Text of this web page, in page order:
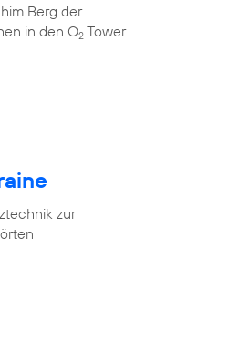
Berg der
in den O2 Tower
zur